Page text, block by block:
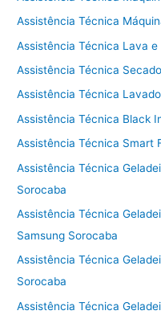
Assistência Técnica
Assistência Técnica Lava
Assistência Técnica
Assistência Técnica
Assistência Técnica Black
Assistência Técnica Smart
Assistência Técnica
Sorocaba
Assistência Técnica
Samsung Sorocaba
Assistência Técnica
Sorocaba
Assistência Técnica